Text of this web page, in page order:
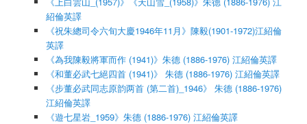
紹倫英譯
《祝朱總司令六旬大慶1946年11月》陳毅(1901-1972)江紹倫
英譯
《為我陳毅將軍而作 (1941)》朱德 (1886-1976) 江紹倫英譯
《和董必武七絕四首 (1941)》 朱德 (1886-1976) 江紹倫英譯
《步董必武同志原韵两首 (第二首)_1946》 朱德 (1886-1976)
江紹倫英譯
《遊七星岩_1959》朱德 (1886-1976) 江紹倫英譯